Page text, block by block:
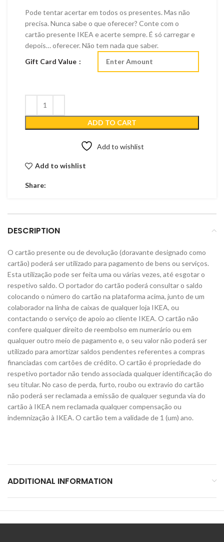
€5.00
through
€150.00
Pode tentar acertar em todos os presentes. Mas não
precisa. Nunca sabe o que oferecer? Conte com o
cartão presente IKEA e acerte sempre. É só carregar e
depois… oferecer. Não tem nada que saber.
Gift Card Value
ADD TO CART
Add to wishlist
Add to wishlist
Share:
DESCRIPTION
O cartão presente ou de devolução (doravante designado como
cartão) poderá ser utilizado para pagamento de bens ou serviços.
Esta utilização pode ser feita uma ou várias vezes, até esgotar o
respetivo saldo. O portador do cartão poderá consultar o saldo
colocando o número do cartão na plataforma acima, junto de um
colaborador na linha de caixas de qualquer loja IKEA, ou
contactando o serviço de apoio ao cliente IKEA. O cartão não
confere qualquer direito de reembolso em numerário ou em
qualquer outro meio de pagamento e, o seu valor não poderá ser
utilizado para amortizar saldos pendentes referentes a compras
financiadas com cartões de crédito. O cartão é propriedade do
respetivo portador não tendo associada qualquer identificação do
seu titular. No caso de perda, furto, roubo ou extravio do cartão
não poderá ser reclamada a emissão de qualquer segunda via do
cartão à IKEA nem reclamada qualquer compensação ou
indemnização à IKEA. O cartão tem a validade de 1 (um) ano.
ADDITIONAL INFORMATION